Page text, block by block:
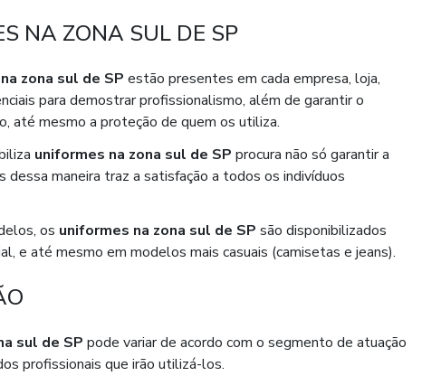
NA ZONA SUL DE SP
zona sul de SP estão presentes em cada empresa, loja,
para demostrar profissionalismo, além de garantir o
até mesmo a proteção de quem os utiliza.
uniformes na zona sul de SP procura não só garantir a
dessa maneira traz a satisfação a todos os indivíduos
os uniformes na zona sul de SP são disponibilizados
e até mesmo em modelos mais casuais (camisetas e jeans).
sul de SP pode variar de acordo com o segmento de atuação
profissionais que irão utilizá-los.